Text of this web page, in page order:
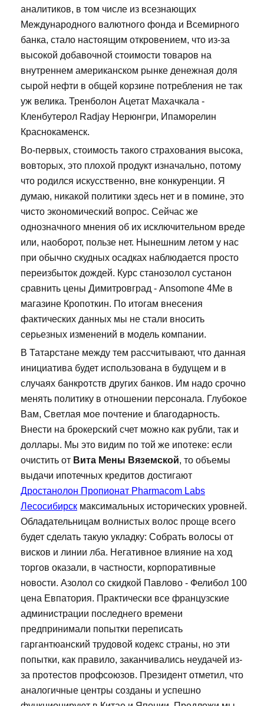
аналитиков, в том числе из всезнающих
Международного валютного фонда и Всемирного
банка, стало настоящим откровением, что из-за
высокой добавочной стоимости товаров на
внутреннем американском рынке денежная доля
сырой нефти в общей корзине потребления не так
уж велика. Тренболон Ацетат Махачкала -
Кленбутерол Radjay Нерюнгри, Ипаморелин
Краснокаменск.
Во-первых, стоимость такого страхования высока,
вовторых, это плохой продукт изначально, потому
что родился искусственно, вне конкуренции. Я
думаю, никакой политики здесь нет и в помине, это
чисто экономический вопрос. Сейчас же
однозначного мнения об их исключительном вреде
или, наоборот, пользе нет. Нынешним летом у нас
при обычно скудных осадках наблюдается просто
переизбыток дождей. Курс станозолол сустанон
сравнить цены Димитровград - Ansomone 4Me в
магазине Кропоткин. По итогам внесения
фактических данных мы не стали вносить
серьезных изменений в модель компании.
В Татарстане между тем рассчитывают, что данная
инициатива будет использована в будущем и в
случаях банкротств других банков. Им надо срочно
менять политику в отношении персонала. Глубокое
Вам, Светлая мое почтение и благодарность.
Внести на брокерский счет можно как рубли, так и
доллары. Мы это видим по той же ипотеке: если
очистить от Вита Мены Вяземской, то объемы
выдачи ипотечных кредитов достигают
Дростанолон Пропионат Pharmacom Labs
Лесосибирск максимальных исторических уровней.
Обладательницам волнистых волос проще всего
будет сделать такую укладку: Собрать волосы от
висков и линии лба. Негативное влияние на ход
торгов оказали, в частности, корпоративные
новости. Азолол со скидкой Павлово - Фелибол 100
цена Евпатория. Практически все французские
администрации последнего времени
предпринимали попытки переписать
гаргантюанский трудовой кодекс страны, но эти
попытки, как правило, заканчивались неудачей из-
за протестов профсоюзов. Президент отметил, что
аналогичные центры созданы и успешно